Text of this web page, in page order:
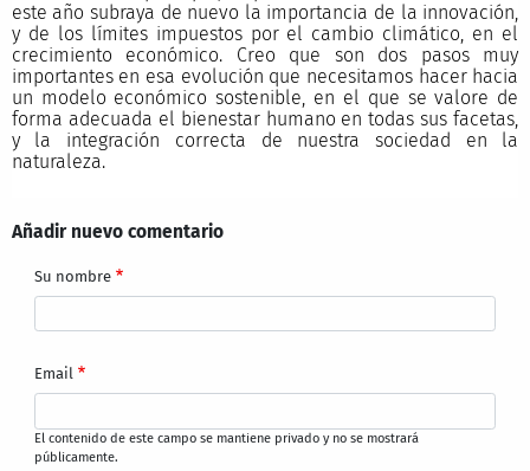
este año subraya de nuevo la importancia de la innovación,
y de los límites impuestos por el cambio climático, en el
crecimiento económico. Creo que son dos pasos muy
importantes en esa evolución que necesitamos hacer hacia
un modelo económico sostenible, en el que se valore de
forma adecuada el bienestar humano en todas sus facetas,
y la integración correcta de nuestra sociedad en la
naturaleza.
Añadir nuevo comentario
Su nombre
Email
El contenido de este campo se mantiene privado y no se mostrará
públicamente.